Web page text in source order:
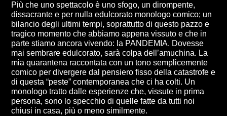
Più che uno spettacolo è uno sfogo, un dirompente,
dissacrante e per nulla edulcorato monologo comico; un
bilancio degli ultimi tempi, soprattutto di questo pazzo e
tragico momento che abbiamo appena vissuto e che in
parte stiamo ancora vivendo: la PANDEMIA. Dovesse
mai sembrare edulcorato, sarà colpa dell’amuchina. La
mia quarantena raccontata con un tono semplicemente
comico per divergere dal pensiero fisso della catastrofe e
di questa “peste” contemporanea che ci ha colti. Un
monologo tratto dalle esperienze che, vissute in prima
persona, sono lo specchio di quelle fatte da tutti noi
chiusi in casa, più o meno similmente.